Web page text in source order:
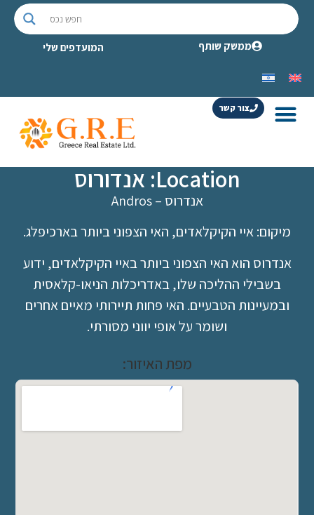
ממשק שותף המועדפים שלי
צור קשר
Location: אנדורוס
אנדרוס – Andros
מיקום: איי הקיקלאדים, האי הצפוני ביותר בארכיפלג.
אנדרוס הוא האי הצפוני ביותר באיי הקיקלאדים, ידוע
בשבילי ההליכה שלו, באדריכלות הניאו-קלאסית
ובמעיינות הטבעיים. האי פחות תיירותי מאיים אחרים
ושומר על אופי יווני מסורתי.
מפת האיזור: